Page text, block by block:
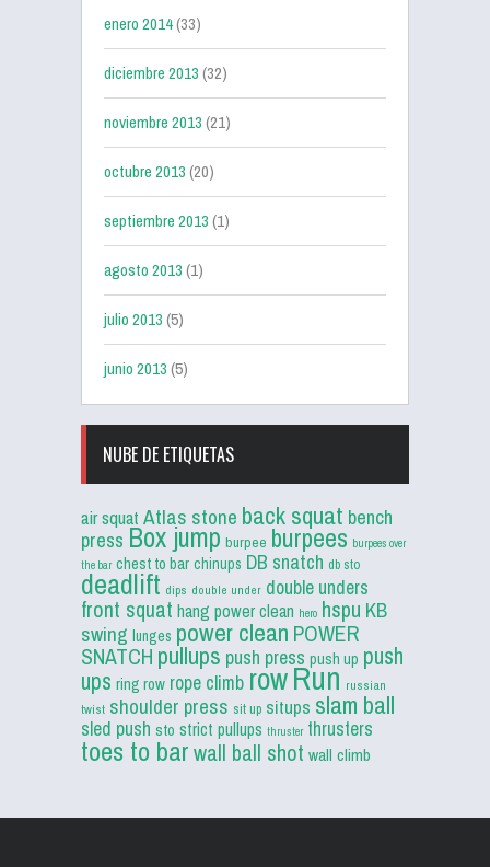
enero 2014(33)
diciembre 2013(32)
noviembre 2013(21)
octubre 2013(20)
septiembre 2013(1)
agosto 2013(1)
julio 2013(5)
junio 2013(5)
NUBE DE ETIQUETAS
air squat Atlas stone back squat bench
press Box jump burpee burpees burpees over
the bar chest to bar chinups DB snatch db sto
deadlift dips double under double unders
front squat hang power clean hero hspu KB
swing lunges power clean POWER
SNATCH pullups push press push up push
ups ring row rope climb rowRun russian
twist shoulder press sit up situps slam ball
sled push sto strict pullups thruster thrusters
toes to barwall ball shot wall climb